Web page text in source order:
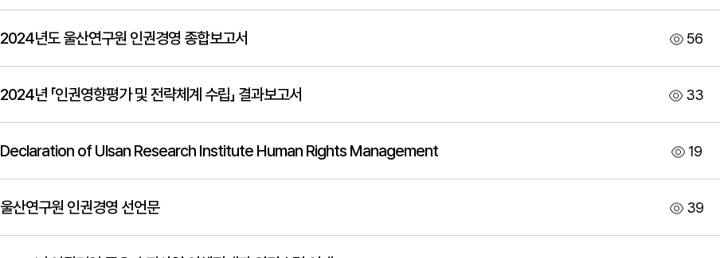
2024년도 울산연구원 인권경영 종합보고서 56
2024년 「인권영향평가 및 전략체계 수립」 결과보고서 33
Declaration of Ulsan Research Institute Human Rights Management 19
울산연구원 인권경영 선언문 39